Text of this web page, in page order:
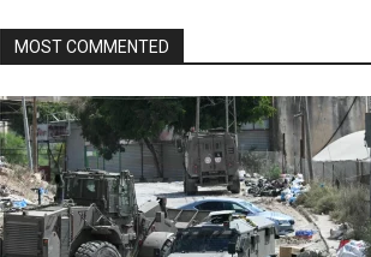
MOST COMMENTED